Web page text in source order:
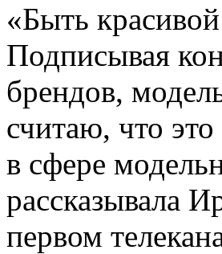
«Быть
Подписывая
брендов,
считаю, что
в сфере
рассказывала
первом